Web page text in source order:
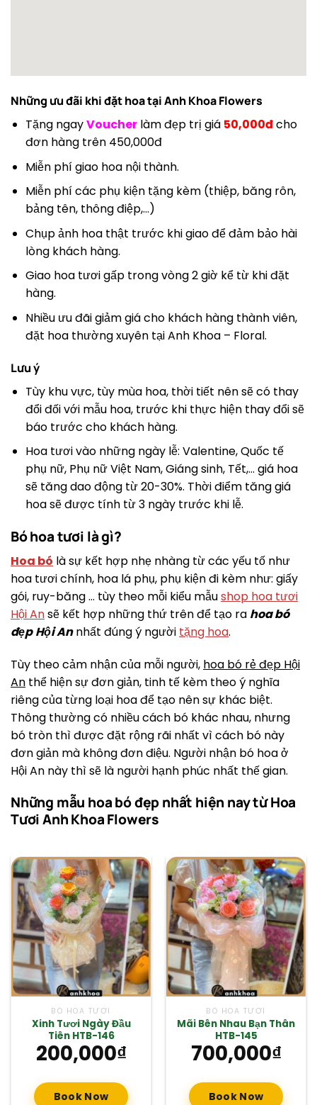
Những ưu đãi khi đặt hoa tạiAnh Khoa Flowers
Tặng ngayVoucher làm đẹp trị giá 50,000đcho
đơn hàng trên 450,000đ
Miễn phí giao hoa nội thành.
Miễn phí các phụ kiện tặng kèm (thiệp, băng rôn,
bảng tên, thông điệp,…)
Chụp ảnh hoa thật trước khi giao để đảm bảo hài
lòng khách hàng.
Giao hoa tươi gấp trong vòng 2 giờ kể từ khi đặt
hàng.
Nhiều ưu đãi giảm giá cho khách hàng thành viên,
đặt hoa thường xuyên tại Anh Khoa – Floral.
Lưu ý
Tùy khu vực, tùy mùa hoa, thời tiết nên sẽ có thay
đổi đối với mẫu hoa, trước khi thực hiện thay đổi sẽ
báo trước cho khách hàng.
Hoa tươi vào những ngày lễ: Valentine, Quốc tế
phụ nữ, Phụ nữ Việt Nam, Giáng sinh, Tết,… giá hoa
sẽ tăng dao động từ 20-30%. Thời điểm tăng giá
hoa sẽ được tính từ 3 ngày trước khi lễ.
Bó hoa tươi là gì?
Hoa bó là sự kết hợp nhẹ nhàng từ các yếu tố như
hoa tươi chính, hoa lá phụ, phụ kiện đi kèm như: giấy
gói, ruy-băng … tùy theo mỗi kiểu mẫushop hoa tươi
Hội Ansẽ kết hợp những thứ trên để tạo ra hoa bó
đẹp Hội Annhất đúng ý người tặng hoa.
Tùy theo cảm nhận của mỗi người, hoa bó rẻ đẹp Hội
An thể hiện sự đơn giản, tinh tế kèm theo ý nghĩa
riêng của từng loại hoa để tạo nên sự khác biệt.
Thông thường có nhiều cách bó khác nhau, nhưng
bó tròn thì được đặt rộng rãi nhất vì cách bó này
đơn giản mà không đơn điệu. Người nhận bó hoa ở
Hội An này thì sẽ là người hạnh phúc nhất thế gian.
Những mẫu hoa bó đẹp nhất hiện nay từ Hoa
Tươi Anh Khoa Flowers
BÓ HOA TƯƠI
Xinh Tươi Ngày Đầu
Tiên HTB-146
200,000₫
Book Now
BÓ HOA TƯƠI
Mãi Bên Nhau Bạn Thân
HTB-145
700,000₫
Book Now